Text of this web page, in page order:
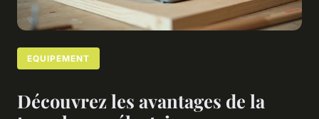
EQUIPEMENT
Découvrez les avantages de la